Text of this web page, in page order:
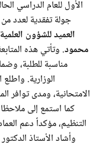
جولة تفقدية لعدد من
العميد للشؤون
محمود. وتأتي هذه
مناسبة للطلبة،
الوزارية.
الامتحانية، ومدى توافر
كما استمع إلى
التنظيم، مؤكداً دعم
وأشاد الأستاذ